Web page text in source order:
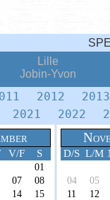
Lille
Jobin-Yvon
2012
2021
2022
V/F
S
01
07
08
14
15
D/S L/M
04
05
11
12